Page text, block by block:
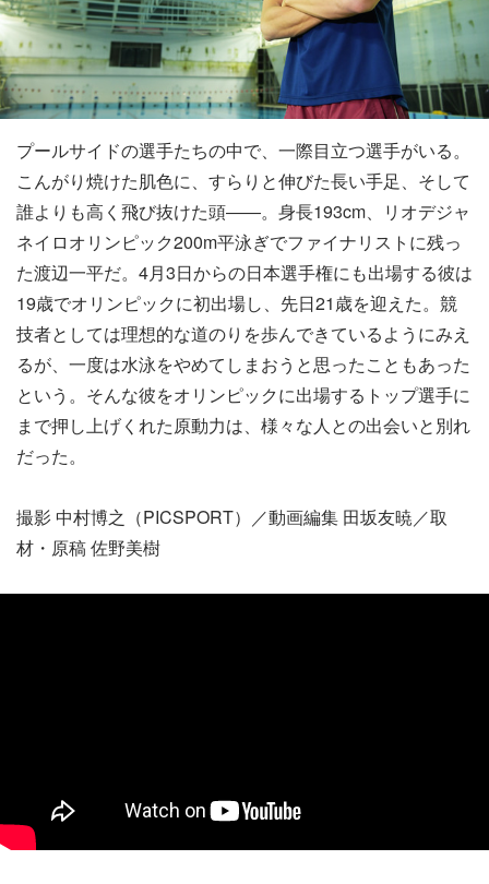
プールサイドの選手たちの中で、一際目立つ選手がいる。
こんがり焼けた肌色に、すらりと伸びた長い手足、そして
誰よりも高く飛び抜けた頭――。身長193cm、リオデジャ
ネイロオリンピック200m平泳ぎでファイナリストに残っ
た渡辺一平だ。4月3日からの日本選手権にも出場する彼は
19歳でオリンピックに初出場し、先日21歳を迎えた。競
技者としては理想的な道のりを歩んできているようにみえ
るが、一度は水泳をやめてしまおうと思ったこともあった
という。そんな彼をオリンピックに出場するトップ選手に
まで押し上げくれた原動力は、様々な人との出会いと別れ
だった。
撮影 中村博之（PICSPORT）／動画編集 田坂友暁／取
材・原稿 佐野美樹